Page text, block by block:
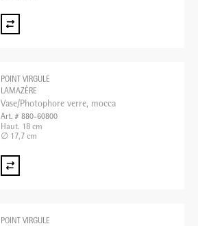
POINT VIRGULE
LAMAZÈRE
Vase/Photophore verre, mocca
Art. # 880-60800
Haut. 18 cm
∅ 17,7 cm
POINT VIRGULE